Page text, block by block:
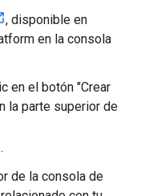
, disponible en
en la consola
en el botón "Crear
la parte superior de
.
de la consola de